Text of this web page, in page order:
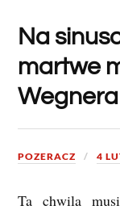
Na
martwe
Wegnera
POZERACZ 4
Ta chwila